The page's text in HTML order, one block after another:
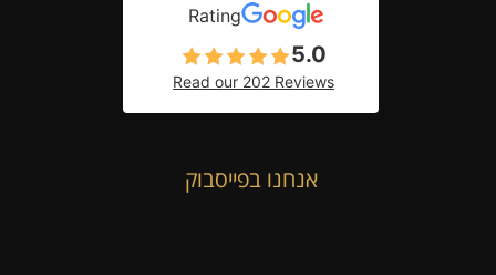
Rating
5.0
Read our 202 Reviews
אנחנו בפייסבוק